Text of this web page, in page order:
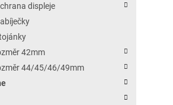
displeje
42mm
44/45/46/49mm